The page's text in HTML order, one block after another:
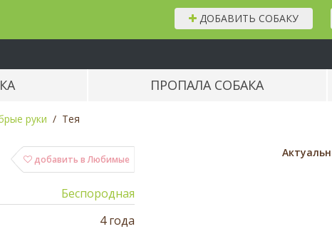
ДОБАВИТЬ СОБАКУ
ПРОПАЛА СОБАКА
руки Тея
добавить в Любимые
Беспородная
4 года